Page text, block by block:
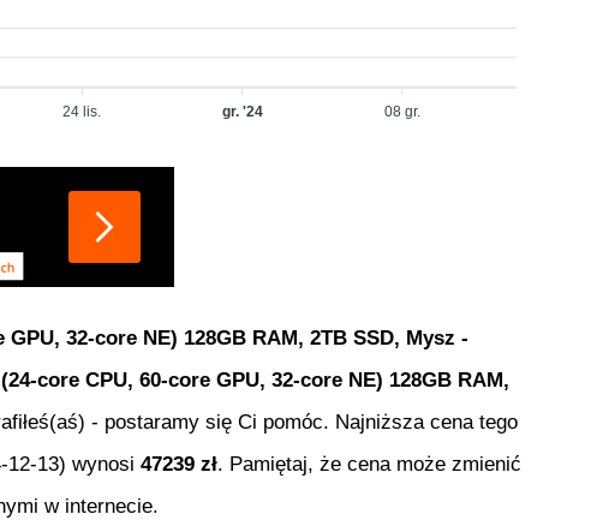
24 lis. gr. '24 08 gr.
32-core NE) 128GB RAM, 2TB SSD, Mysz -
core CPU, 60-core GPU, 32-core NE) 128GB RAM,
- postaramy się Ci pomóc. Najniższa cena tego
12-13) wynosi 47239 zł. Pamiętaj, że cena może zmienić
w internecie.